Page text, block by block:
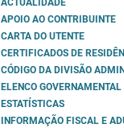
ACTUALIDADE
APOIO AO CONTRIBUINTE
CARTA DO UTENTE
CERTIFICADOS DE
CÓDIGO DA DIVISÃO
ELENCO GOVERNAMENTAL
ESTATÍSTICAS
INFORMAÇÃO FISCAL E